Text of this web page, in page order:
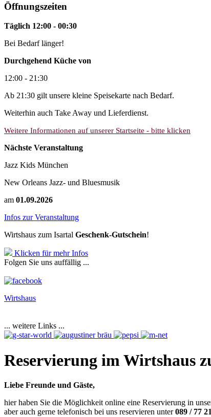
Öffnungszeiten
Täglich 12:00 - 00:30
Bei Bedarf länger!
Durchgehend Küche von
12:00 - 21:30
Ab 21:30 gilt unsere kleine Speisekarte nach Bedarf.
Weiterhin auch Take Away und Lieferdienst.
Weitere Informationen auf unserer Startseite - bitte klicken
Nächste Veranstaltung
Jazz Kids München
New Orleans Jazz- und Bluesmusik
am 01.09.2026
Infos zur Veranstaltung
Wirtshaus zum Isartal Geschenk-Gutschein!
Klicken für mehr Infos
Folgen Sie uns auffällig ...
Wirtshaus
... weitere Links ...
Reservierung im Wirtshaus
Liebe Freunde und Gäste,
hier haben Sie die Möglichkeit online eine Reservierung in
aber auch gerne telefonisch bei uns reservieren unter089 / 77